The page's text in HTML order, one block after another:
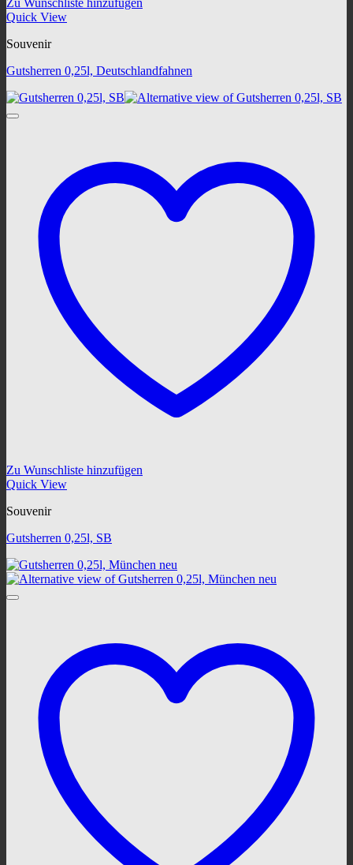
Zu Wunschliste hinzufügen
Quick View
Souvenir
Gutsherren 0,25l, Deutschlandfahnen
Zu Wunschliste hinzufügen
Quick View
Souvenir
Gutsherren 0,25l, SB